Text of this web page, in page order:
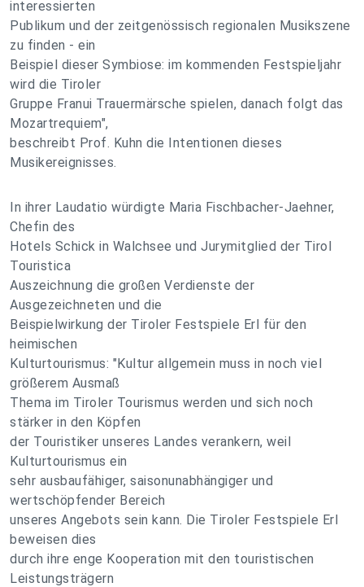
interessierten
Publikum und der zeitgenössisch regionalen Musikszene
zu finden - ein
Beispiel dieser Symbiose: im kommenden Festspieljahr
wird die Tiroler
Gruppe Franui Trauermärsche spielen, danach folgt das
Mozartrequiem",
beschreibt Prof. Kuhn die Intentionen dieses
Musikereignisses.
In ihrer Laudatio würdigte Maria Fischbacher-Jaehner,
Chefin des
Hotels Schick in Walchsee und Jurymitglied der Tirol
Touristica
Auszeichnung die großen Verdienste der
Ausgezeichneten und die
Beispielwirkung der Tiroler Festspiele Erl für den
heimischen
Kulturtourismus: "Kultur allgemein muss in noch viel
größerem Ausmaß
Thema im Tiroler Tourismus werden und sich noch
stärker in den Köpfen
der Touristiker unseres Landes verankern, weil
Kulturtourismus ein
sehr ausbaufähiger, saisonunabhängiger und
wertschöpfender Bereich
unseres Angebots sein kann. Die Tiroler Festspiele Erl
beweisen dies
durch ihre enge Kooperation mit den touristischen
Leistungsträgern